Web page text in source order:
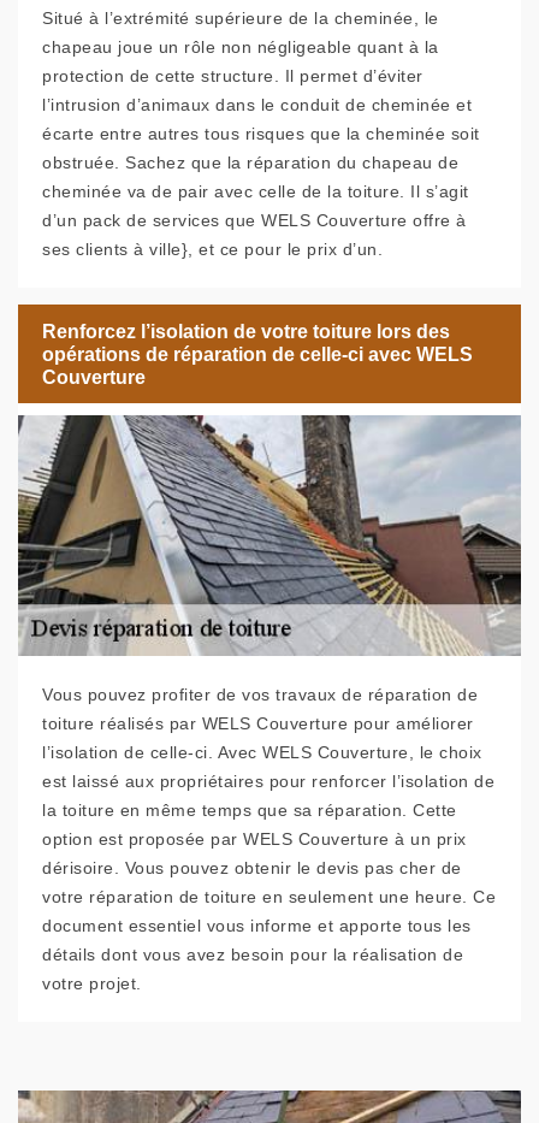
Situé à l’extrémité supérieure de la cheminée, le
chapeau joue un rôle non négligeable quant à la
protection de cette structure. Il permet d’éviter
l’intrusion d’animaux dans le conduit de cheminée et
écarte entre autres tous risques que la cheminée soit
obstruée. Sachez que la réparation du chapeau de
cheminée va de pair avec celle de la toiture. Il s’agit
d’un pack de services que WELS Couverture offre à
ses clients à ville}, et ce pour le prix d’un.
Renforcez l’isolation de votre toiture lors des
opérations de réparation de celle-ci avec WELS
Couverture
Vous pouvez profiter de vos travaux de réparation de
toiture réalisés par WELS Couverture pour améliorer
l’isolation de celle-ci. Avec WELS Couverture, le choix
est laissé aux propriétaires pour renforcer l’isolation de
la toiture en même temps que sa réparation. Cette
option est proposée par WELS Couverture à un prix
dérisoire. Vous pouvez obtenir le devis pas cher de
votre réparation de toiture en seulement une heure. Ce
document essentiel vous informe et apporte tous les
détails dont vous avez besoin pour la réalisation de
votre projet.